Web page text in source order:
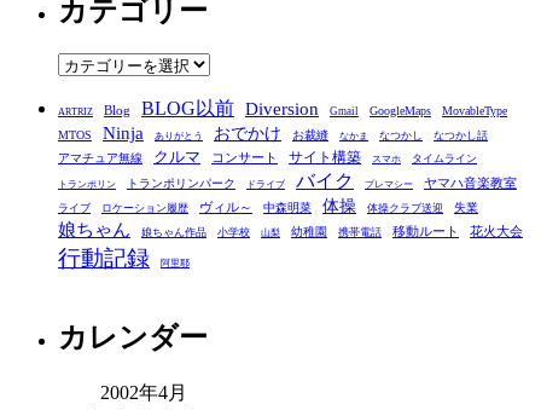
カ
イ
ブ
カテゴリー
カ
ゴ
リ
ー
ARTRIZ Blog BLOG以前 Diversion Gmail GoogleMaps
MovableType
MTOS
Ninja ありがとう おでかけ お裁縫 なかま なつかし なつかし話
アマチュア無線 クルマ コンサート サイト構築 スマホ タイムライン
トランポリン トランポリンパーク ドライブ バイク プレマシー ヤマハ音楽教室
ライブ ロケーション履歴 ヴィル～ 中森明菜 体操 体操クラブ送迎 失業
娘ちゃん 娘ちゃん作品 小学校 山梨 幼稚園 携帯電話 移動ルート 花火大会
行動記録 阿里耶
カレンダー
2002年4月